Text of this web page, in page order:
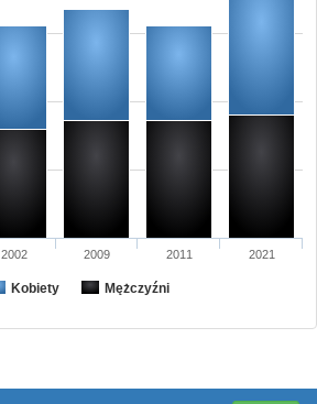
Kobiety Mężczyźni
2002 2009 2011 2021